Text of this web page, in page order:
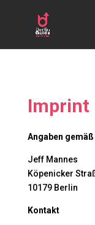
Imprint
Angaben gemäß
Jeff Mannes
Köpenicker
10179 Berlin
Kontakt